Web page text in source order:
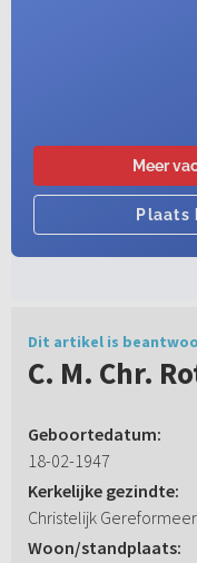
Dit artikel is
C. M. Chr.
Geboortedatum:
18-02-1947
Kerkelijke gezindte:
Christelijk
Woon/standplaats: